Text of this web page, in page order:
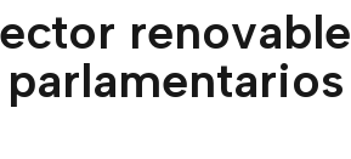
renovable